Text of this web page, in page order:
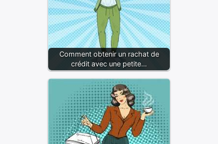
Comment obtenir un rachat de
crédit avec une petite…